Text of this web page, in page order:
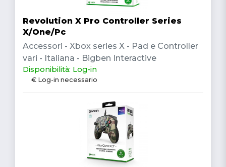
Revolution X Pro Controller Series
X/One/Pc
Accessori - Xbox series X - Pad e Controller
vari - Italiana - Bigben Interactive
Disponibilità: Log-in
€ Log-in necessario